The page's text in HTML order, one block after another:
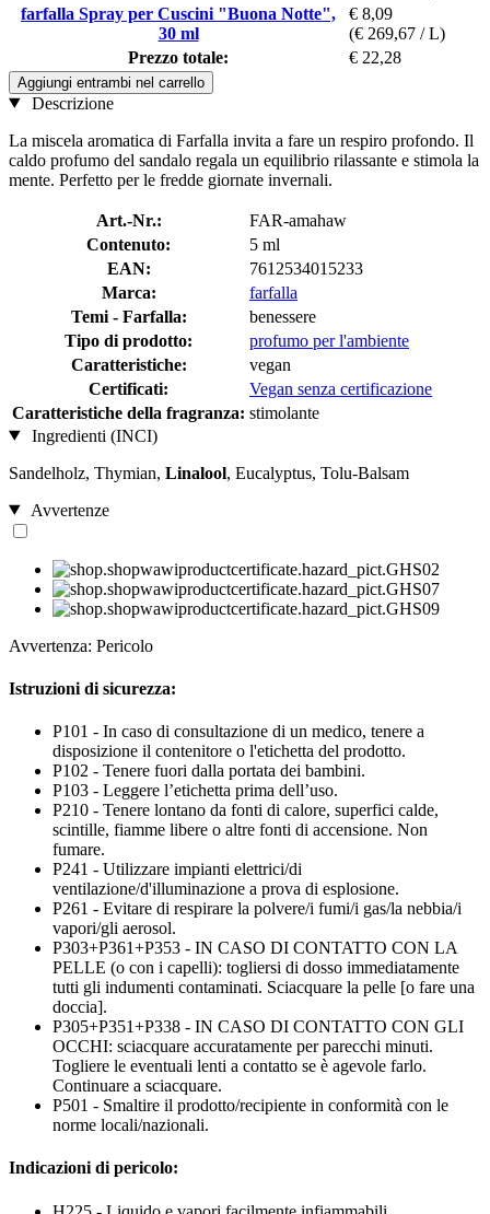
farfalla Spray per Cuscini "Buona Notte",
30 ml
€ 8,09
(€ 269,67 / L)
Prezzo totale:
€ 22,28
Aggiungi entrambi nel carrello
Descrizione
La miscela aromatica di Farfalla invita a fare un respiro profondo. Il
caldo profumo del sandalo regala un equilibrio rilassante e stimola la
mente. Perfetto per le fredde giornate invernali.
Art.-Nr.:
FAR-amahaw
Contenuto:
5 ml
EAN:
7612534015233
Marca:
farfalla
Temi - Farfalla:
benessere
Tipo di prodotto:
profumo per l'ambiente
Caratteristiche:
vegan
Certificati:
Vegan senza certificazione
Caratteristiche della fragranza: stimolante
Ingredienti (INCI)
Sandelholz, Thymian, Linalool, Eucalyptus, Tolu-Balsam
Avvertenze
Avvertenza: Pericolo
Istruzioni di sicurezza:
P101 - In caso di consultazione di un medico, tenere a
disposizione il contenitore o l'etichetta del prodotto.
P102 - Tenere fuori dalla portata dei bambini.
P103 - Leggere l’etichetta prima dell’uso.
P210 - Tenere lontano da fonti di calore, superfici calde,
scintille, fiamme libere o altre fonti di accensione. Non
fumare.
P241 - Utilizzare impianti elettrici/di
ventilazione/d'illuminazione a prova di esplosione.
P261 - Evitare di respirare la polvere/i fumi/i gas/la nebbia/i
vapori/gli aerosol.
P303+P361+P353 - IN CASO DI CONTATTO CON LA
PELLE (o con i capelli): togliersi di dosso immediatamente
tutti gli indumenti contaminati. Sciacquare la pelle [o fare una
doccia].
P305+P351+P338 - IN CASO DI CONTATTO CON GLI
OCCHI: sciacquare accuratamente per parecchi minuti.
Togliere le eventuali lenti a contatto se è agevole farlo.
Continuare a sciacquare.
P501 - Smaltire il prodotto/recipiente in conformità con le
norme locali/nazionali.
Indicazioni di pericolo: